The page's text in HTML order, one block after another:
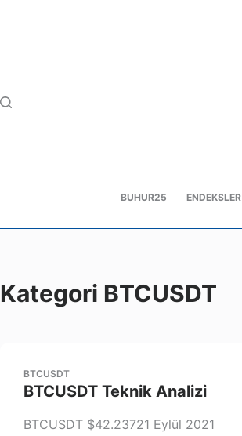
BUHUR25 ENDEKSLER
Kategori BTCUSDT
BTCUSDT
BTCUSDT Teknik Analizi
BTCUSDT $42.23721 Eylül 2021